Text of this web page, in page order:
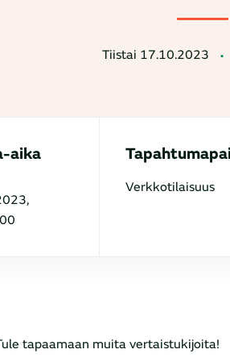
Tiistai 17.10.2023
aika
Verkkotilaisuus
tapaamaan muita vertaistukijoita!